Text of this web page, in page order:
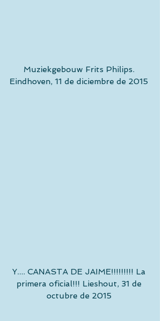
Muziekgebouw Frits Philips.
Eindhoven, 11 de diciembre de 2015
Y.... CANASTA DE JAIME!!!!!!!!! La
primera oficial!!! Lieshout, 31 de
octubre de 2015